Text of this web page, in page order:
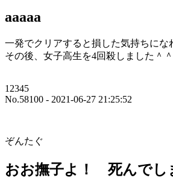
aaaaa
一発でクリアすると損した気持ちにな
その後、女子高生を4回殺しました＾＾
12345
No.58100 - 2021-06-27 21:25:52
ぞんたぐ
おお撫子よ！ 死んで